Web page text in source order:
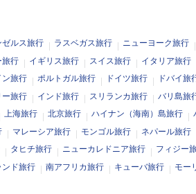
ゼルス旅行 ラスベガス旅行
ニューヨーク旅行
旅行 イギリス旅行 スイス旅行
イタリア旅行
ン旅行 ポルトガル旅行 ドイツ旅行
ドバイ旅
ー旅行 インド旅行 スリランカ旅行
バリ島旅
上海旅行 北京旅行 ハイナン（海南）島旅行
マレーシア旅行 モンゴル旅行
ネパール旅行
タヒチ旅行 ニューカレドニア旅行
フィジー
ンド旅行 南アフリカ旅行 キューバ旅行 モー